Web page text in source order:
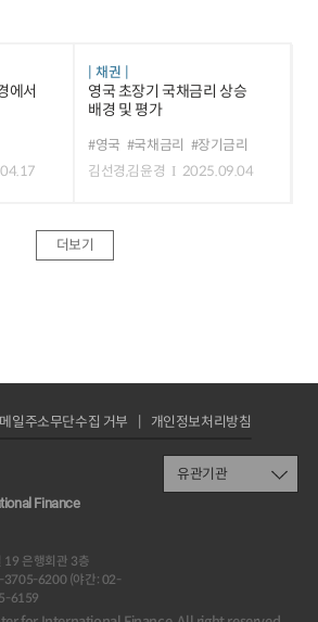
에서
채권
영국 초장기 국채금리 상승
배경 및 평가
#영국 #국채금리
#장기금리
김선경,김윤경
2025.09.04
더보기
Finance
19 은행회관 3층
3705-6200 (야간: 02-
6159
일주소무단수집 거부 개인정보처리방침
유관기관